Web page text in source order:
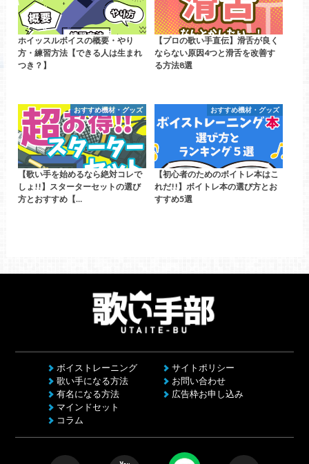
ホイッスルボイスの概要・やり
方・練習方法【できる人は生まれ
つき？】
【プロの歌い手直伝】滑舌が良く
ならない原因4つと滑舌を改善す
る方法8選
おすすめ機材・グッズ
【歌い手を始めるなら絶対コレで
しょ!!】スターターセットの選び
方とおすすめ【…
おすすめ機材・グッズ
【初心者のためのボイトレ本はこ
れだ!!】ボイトレ本の選び方とお
すすめ5選
ボイストレーニング
歌い手になる方法
有名になる方法
マインドセット
コラム
サイトポリシー
お問い合わせ
広告枠お申し込み